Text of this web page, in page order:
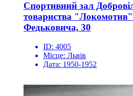
Спортивний зал
товариства "Локомотив"
Федьковича, 30
ID: 4005
Місце: Львів
Дата: 1950-1952